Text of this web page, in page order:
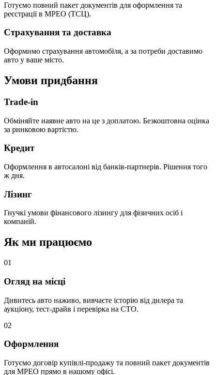
Готуємо повний пакет документів для оформлення та
реєстрації в МРЕО (ТСЦ).
Страхування та доставка
Оформимо страхування автомобіля, а за потреби доставимо
авто у ваше місто.
Умови придбання
Trade-in
Обміняйте наявне авто на це з доплатою. Безкоштовна оцінка
за ринковою вартістю.
Кредит
Оформлення в автосалоні від банків-партнерів. Рішення того
ж дня.
Лізинг
Гнучкі умови фінансового лізингу для фізичних осіб і
компаній.
Як ми працюємо
01
Огляд на місці
Дивитесь авто наживо, вивчаєте історію від дилера та
аукціону, тест-драйв і перевірка на СТО.
02
Оформлення
Готуємо договір купівлі-продажу та повний пакет документів
для МРЕО прямо в нашому офісі.